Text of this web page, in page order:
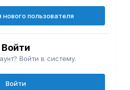
нового пользователя
Войти
Войти в систему.
Войти